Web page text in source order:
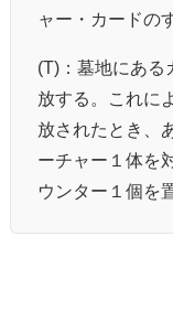
ャー・カードの
(T)：墓地にある
放する。これに
放されたとき、
ーチャー１体を
ウンター１個を